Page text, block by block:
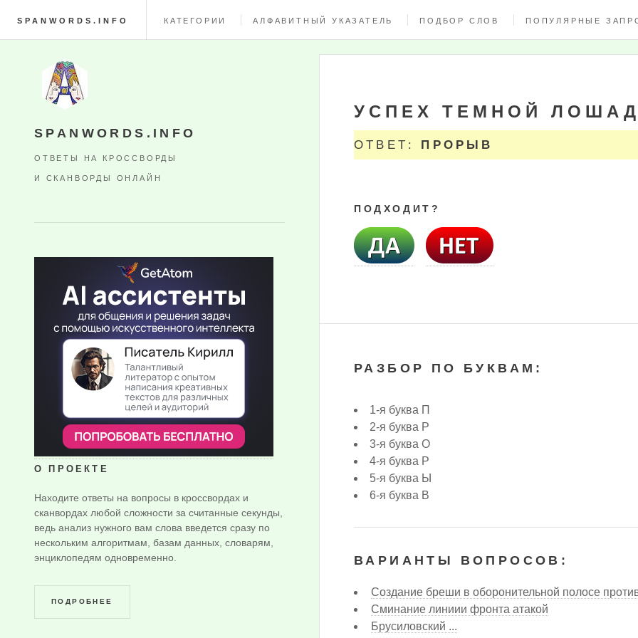
SPANWORDS.INFO КАТЕГОРИИ АЛФАВИТНЫЙ УКАЗАТЕЛЬ ПОДБОР СЛОВ ПОПУЛЯРНЫЕ
УСПЕХ ТЕМНОЙ
ОТВЕТ: ПРОРЫВ
ПОДХОДИТ?
РАЗБОР ПО БУКВАМ:
1-я буква П
2-я буква Р
3-я буква О
4-я буква Р
5-я буква Ы
6-я буква В
ВАРИАНТЫ ВОПРОСОВ:
Создание бреши в оборонительной полосе
Сминание линиии фронта атакой
Брусиловский ...
SPANWORDS.INFO
ОТВЕТЫ НА КРОССВОРДЫ
И СКАНВОРДЫ ОНЛАЙН
О ПРОЕКТЕ
Находите ответы на вопросы в кроссвордах и
сканвордах любой сложности за считанные секунды,
ведь анализ нужного вам слова введется сразу по
нескольким алгоритмам, базам данных, словарям,
энциклопедям одновременно.
ПОДРОБНЕЕ